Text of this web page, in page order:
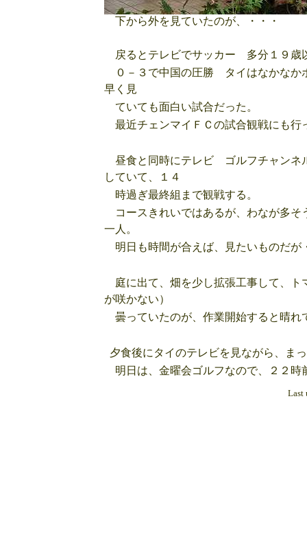
下から外を見ていたのが、・・・
戻るとテレビでサッカー 多分１９歳
０－３で中国の圧勝 タイはなかなか
早く見
ていても面白い試合だった。
最近チェンマイＦＣの試合観戦にも行
昼食と同時にテレビ ゴルフチャンネ
していて、１４
時過ぎ最終組まで観戦する。
コースきれいではあるが、わなが多
一人。
明日も時間が合えば、見たいものだが
庭に出て、畑を少し拡張工事して、ト
が咲かない）
曇っていたのが、作業開始すると晴れ
夕食後にタイのテレビを見ながら、ま
明日は、金曜会ゴルフなので、２２時
Last